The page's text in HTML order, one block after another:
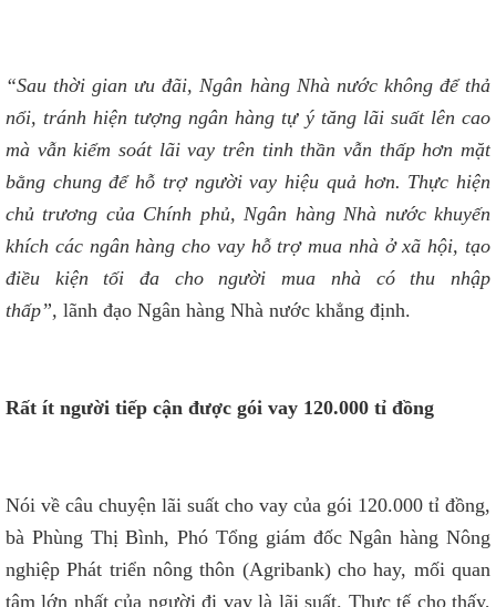
“Sau thời gian ưu đãi, Ngân hàng Nhà nước không để thả
nổi, tránh hiện tượng ngân hàng tự ý tăng lãi suất lên cao
mà vẫn kiểm soát lãi vay trên tinh thần vẫn thấp hơn mặt
bằng chung để hỗ trợ người vay hiệu quả hơn. Thực hiện
chủ trương của Chính phủ, Ngân hàng Nhà nước khuyến
khích các ngân hàng cho vay hỗ trợ mua nhà ở xã hội, tạo
điều kiện tối đa cho người mua nhà có thu nhập
thấp”, lãnh đạo Ngân hàng Nhà nước khẳng định.
Rất ít người tiếp cận được gói vay 120.000 tỉ đồng
Nói về câu chuyện lãi suất cho vay của gói 120.000 tỉ đồng,
bà Phùng Thị Bình, Phó Tổng giám đốc Ngân hàng Nông
nghiệp Phát triển nông thôn (Agribank) cho hay, mối quan
tâm lớn nhất của người đi vay là lãi suất. Thực tế cho thấy,